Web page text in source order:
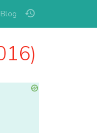
history
Blog